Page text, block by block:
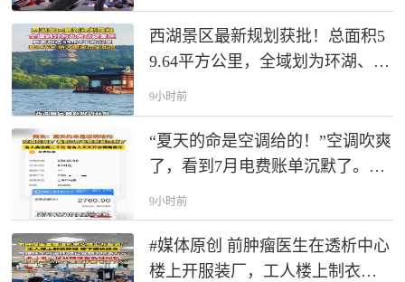
西湖景区最新规划获批！总面积5
9.64平方公里，全域划为环湖、北
山等九大景区。景区东扩，河坊
街、南宋御街、太庙遗址等正式
纳入！
9小时前
“夏天的命是空调给的！”空调吹爽
了，看到7月电费账单沉默了。快
来晒晒你家是多少。
9小时前
#媒体原创 前肿瘤医生在透析中心
楼上开服装厂，工人楼上制衣挣